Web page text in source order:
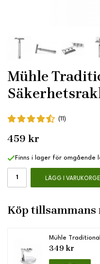
Mühle
(11)
459 kr
Finns i lager för omgående
LÄGG I
Köp tillsammans
Mühle
349 kr